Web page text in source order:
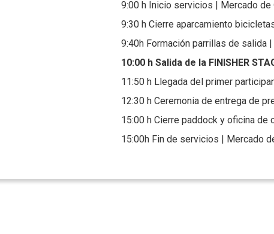
9:00 h Inicio servicios | Mercado de
9:30 h Cierre aparcamiento
9:40h Formación parrillas de salida
10:00 h Salida de la FINISHER
11:50 h Llegada del primer
12:30 h Ceremonia de entrega de
15:00 h Cierre paddock y oficina de
15:00h Fin de servicios | Mercado